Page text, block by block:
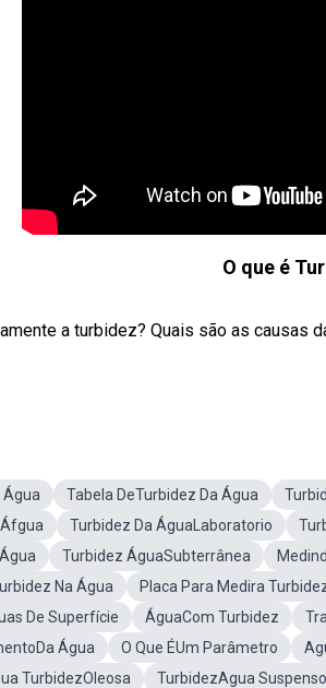
O que é
a turbidez? Quais são as causas
Água Tabela DeTurbidez Da Água
Turbidez Da ÁguaLaboratorio
Turbidez ÁguaSubterrânea
Na Água
Placa Para Medira
De Superfície
ÁguaCom Turbidez
Água
O Que ÉUm Parâmetro
TurbidezOleosa
TurbidezAgua Suspenso